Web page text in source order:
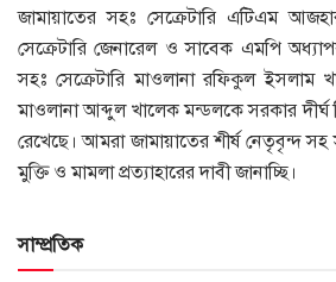
জামায়াতের সহঃ সেক্রেটারি এটিএম
সেক্রেটারি জেনারেল ও সাবেক এমপি
সহঃ সেক্রেটারি মাওলানা রফিকুল ইসলাম
মাওলানা আব্দুল খালেক মন্ডলকে সরকার
রেখেছে। আমরা জামায়াতের শীর্ষ নেতৃবৃন্দ
মুক্তি ও মামলা প্রত্যাহারের দাবী জানাচ্ছি।
সাম্প্রতিক